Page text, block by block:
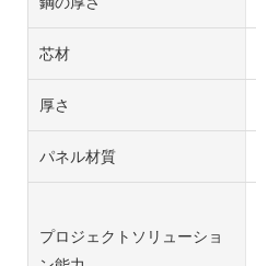
芯材
厚さ
パネル材質
プロジェクトソリューショ